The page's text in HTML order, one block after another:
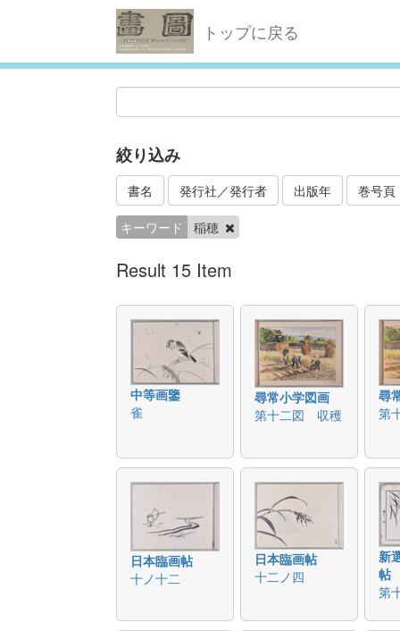
トップに戻る
絞り込み
書名 発行社／発行者 出版年 巻号頁
キーワード 稲穂
Result 15 Item
中等画鑒
雀
尋常小学図画
第十二図 収穫
尋
第
日本臨画帖
十ノ十二
日本臨画帖
十二ノ四
新
帖
第